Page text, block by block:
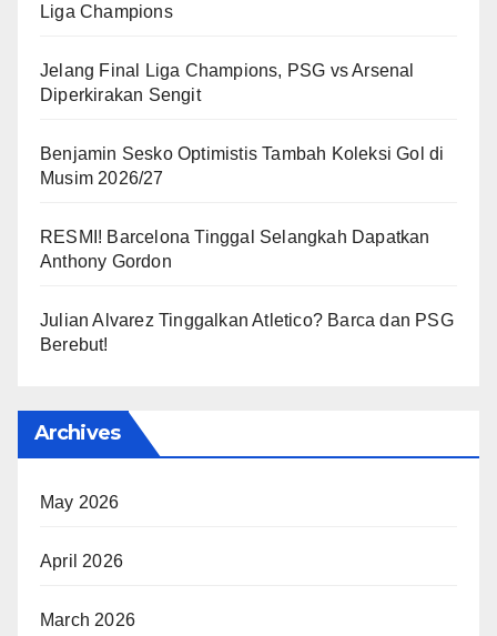
Liga Champions
Jelang Final Liga Champions, PSG vs Arsenal
Diperkirakan Sengit
Benjamin Sesko Optimistis Tambah Koleksi Gol di
Musim 2026/27
RESMI! Barcelona Tinggal Selangkah Dapatkan
Anthony Gordon
Julian Alvarez Tinggalkan Atletico? Barca dan PSG
Berebut!
Archives
May 2026
April 2026
March 2026